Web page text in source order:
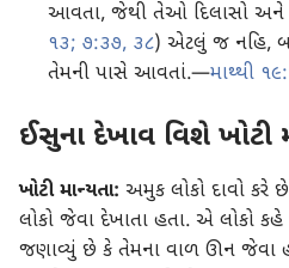
આવતા, જેથી તેઓ દિલાસો અને
૧૩; ૭:૩૭, ૩૮) એટલું જ નહિ,
તેમની પાસે આવતાં.—માથ્થી
ઈસુના દેખાવ વિશે ખોટી
ખોટી માન્યતા: અમુક લોકો દાવો કરે
લોકો જેવા દેખાતા હતા. એ લોકો કહે
જણાવ્યું છે કે તેમના વાળ ઊન જેવા